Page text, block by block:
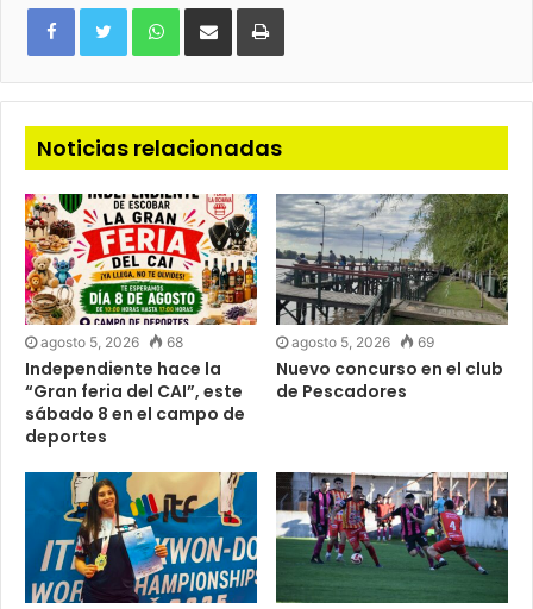
WhatsAppCompartirImprimir
Noticias relacionadas
agosto 5, 2026 68
Independiente hace la
“Gran feria del CAI”, este
sábado 8 en el campo de
deportes
agosto 5, 2026 69
Nuevo concurso en el club
de Pescadores